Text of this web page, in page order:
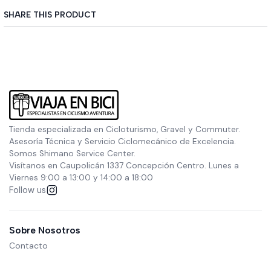
SHARE THIS PRODUCT
Tienda especializada en Cicloturismo, Gravel y Commuter.
Asesoría Técnica y Servicio Ciclomecánico de Excelencia.
Somos Shimano Service Center.
Visítanos en Caupolicán 1337 Concepción Centro. Lunes a
Viernes 9:00 a 13:00 y 14:00 a 18:00
Follow us
Sobre Nosotros
Contacto